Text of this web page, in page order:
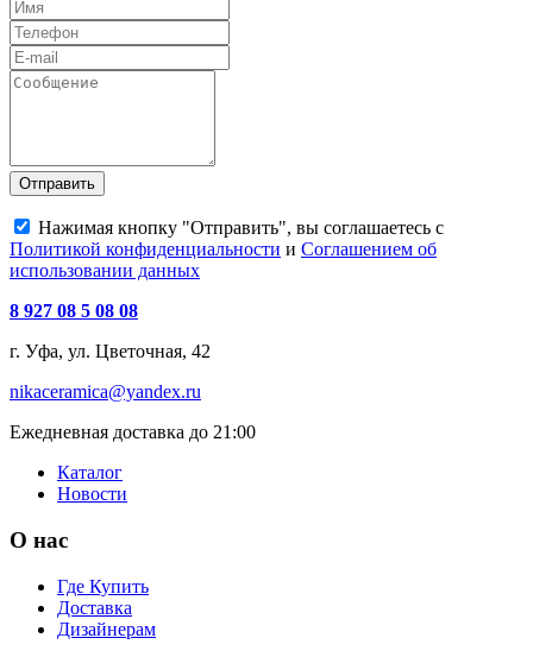
Отправить
Нажимая кнопку "Отправить", вы соглашаетесь с
Политикой конфиденциальности и Соглашением об
использовании данных
8 927 08 5 08 08
г. Уфа, ул. Цветочная, 42
nikaceramica@yandex.ru
Ежедневная доставка до 21:00
Каталог
Новости
О нас
Где Купить
Доставка
Дизайнерам